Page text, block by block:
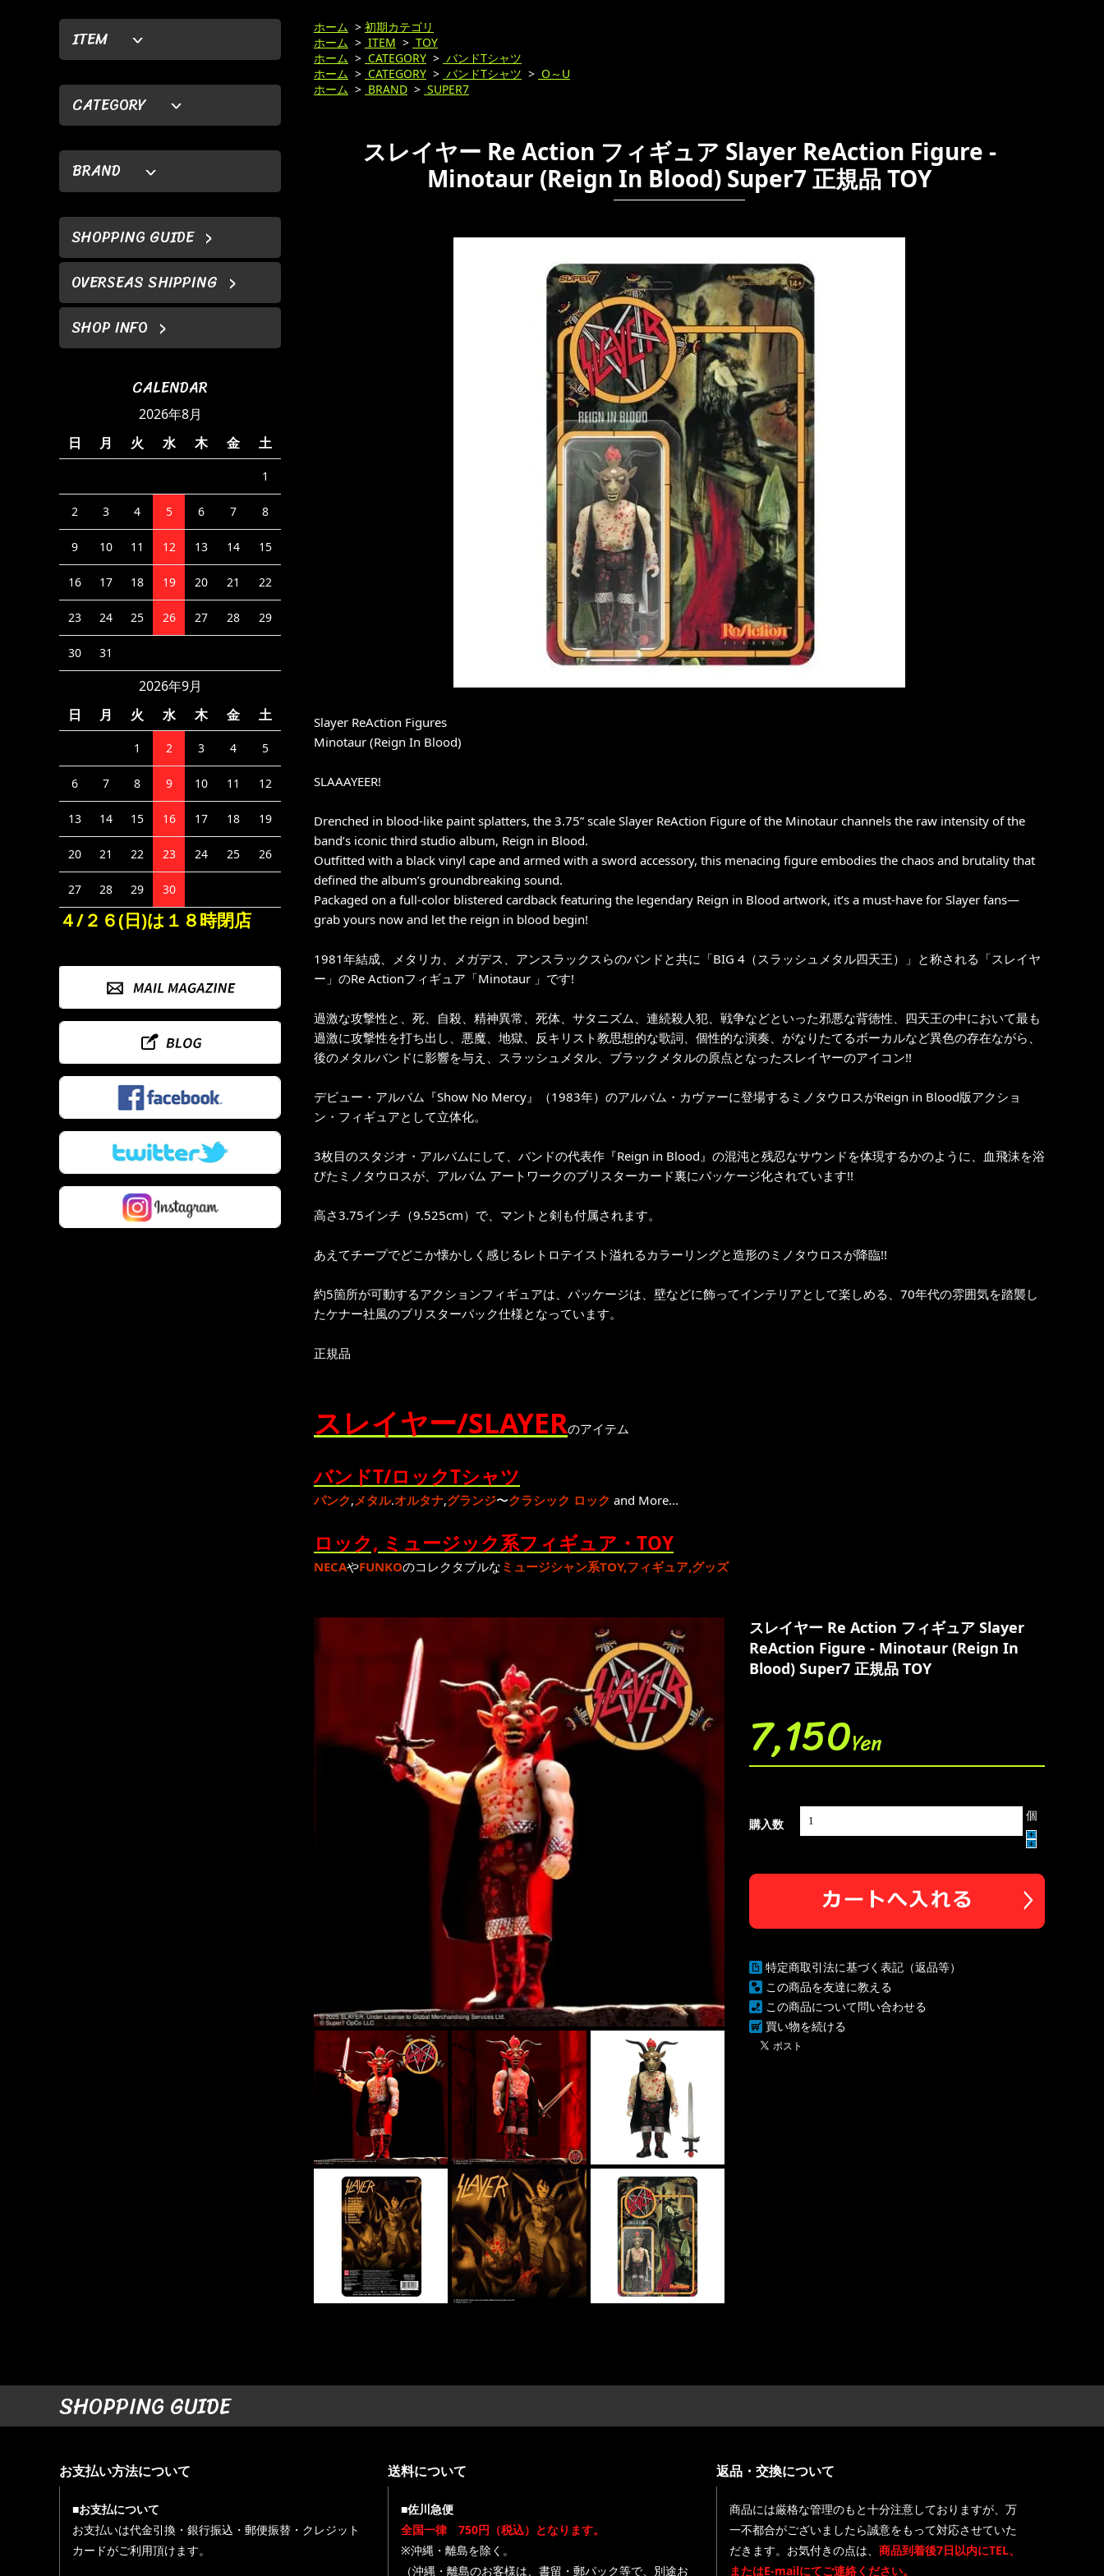
ITEM
CATEGORY
BRAND
SHOPPING GUIDE
OVERSEAS SHIPPING
SHOP INFO
CALENDAR
2026年8月
日
月 火 水 木 金 土
1
2 3 4 5 6 7 8
9 10 11 12 13 14 15
16 17 18 19 20 21 22
23 24 25 26 27 28 29
30 31
2026年9月
日
月 火 水 木 金 土
1 2 3 4 5
6 7 8 9 10 11 12
13 14 15 16 17 18 19
20 21 22 23 24 25 26
27 28 29 30
４/２６(日)は１８時閉店
ホーム > 初期カテゴリ
ホーム > ITEM > TOY
ホーム > CATEGORY > バンドTシャツ
ホーム > CATEGORY > バンドTシャツ > O～U
ホーム > BRAND > SUPER7
スレイヤー Re Action フィギュア Slayer ReAction Figure -
Minotaur (Reign In Blood) Super7 正規品 TOY
Slayer ReAction Figures
Minotaur (Reign In Blood)
SLAAAYEER!
Drenched in blood-like paint splatters, the 3.75” scale Slayer ReAction Figure of the Minotaur channels the raw intensity of the
band’s iconic third studio album, Reign in Blood.
Outfitted with a black vinyl cape and armed with a sword accessory, this menacing figure embodies the chaos and brutality that
defined the album’s groundbreaking sound.
Packaged on a full-color blistered cardback featuring the legendary Reign in Blood artwork, it’s a must-have for Slayer fans—
grab yours now and let the reign in blood begin!
1981年結成、メタリカ、メガデス、アンスラックスらのバンドと共に「BIG 4（スラッシュメタル四天王）」と称される「スレイヤ
ー」のRe Actionフィギュア「Minotaur 」です!
過激な攻撃性と、死、自殺、精神異常、死体、サタニズム、連続殺人犯、戦争などといった邪悪な背徳性、四天王の中において最も
過激に攻撃性を打ち出し、悪魔、地獄、反キリスト教思想的な歌詞、個性的な演奏、がなりたてるボーカルなど異色の存在ながら、
後のメタルバンドに影響を与え、スラッシュメタル、ブラックメタルの原点となったスレイヤーのアイコン!!
デビュー・アルバム『Show No Mercy』（1983年）のアルバム・カヴァーに登場するミノタウロスがReign in Blood版アクショ
ン・フィギュアとして立体化。
3枚目のスタジオ・アルバムにして、バンドの代表作『Reign in Blood』の混沌と残忍なサウンドを体現するかのように、血飛沫を浴
びたミノタウロスが、アルバム アートワークのブリスターカード裏にパッケージ化されています!!
高さ3.75インチ（9.525cm）で、マントと剣も付属されます。
あえてチープでどこか懐かしく感じるレトロテイスト溢れるカラーリングと造形のミノタウロスが降臨!!
約5箇所が可動するアクションフィギュアは、パッケージは、壁などに飾ってインテリアとして楽しめる、70年代の雰囲気を踏襲し
たケナー社風のブリスターパック仕様となっています。
正規品
スレイヤー/SLAYERのアイテム
バンドT/ロックTシャツ
パンク,メタル.オルタナ,グランジ〜クラシック ロック and More...
ロック, ミュージック系フィギュア・TOY
NECAやFUNKOのコレクタブルな ミュージシャン系TOY,フィギュア,グッズ
スレイヤー Re Action フィギュア Slayer
ReAction Figure - Minotaur (Reign In
Blood) Super7 正規品 TOY
7,150Yen
購入数
個
特定商取引法に基づく表記（返品等）
この商品を友達に教える
この商品について問い合わせる
買い物を続ける
SHOPPING GUIDE
お支払い方法について
■お支払について
お支払いは代金引換・銀行振込・郵便振替・クレジット
カードがご利用頂けます。
送料について
■佐川急便
全国一律 750円（税込）となります。
※沖縄・離島を除く。
（沖縄・離島のお客様は、書留・郵パック等で、別途お
返品・交換について
商品には厳格な管理のもと十分注意しておりますが、万
一不都合がございましたら誠意をもって対応させていた
だきます。お気付きの点は、 商品到着後7日以内にTEL、
またはE-mailにてご連絡ください。